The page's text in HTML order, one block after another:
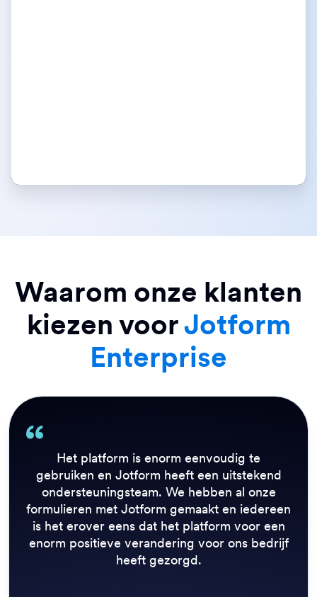
Waarom onze klanten
kiezen voorJotform
Enterprise
Het platform is enorm eenvoudig te
gebruiken en Jotform heeft een uitstekend
ondersteuningsteam. We hebben al onze
formulieren met Jotform gemaakt en iedereen
is het erover eens dat het platform voor een
enorm positieve verandering voor ons bedrijf
heeft gezorgd.